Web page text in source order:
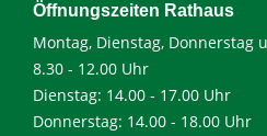
Öffnungszeiten Rathaus
Montag, Dienstag, Donnerstag
8.30 - 12.00 Uhr
Dienstag: 14.00 - 17.00 Uhr
Donnerstag: 14.00 - 18.00 Uhr